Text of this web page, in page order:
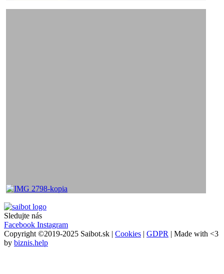
Sledujte nás
Facebook Instagram
Copyright ©2019-2025 Saibot.sk | Cookies | GDPR | Made with <3
by biznis.help